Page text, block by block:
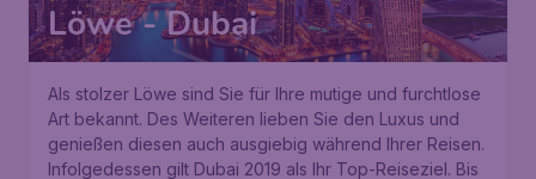
Löwe - Dubai
Als stolzer Löwe sind Sie für Ihre mutige und furchtlose
Art bekannt. Des Weiteren lieben Sie den Luxus und
genießen diesen auch ausgiebig während Ihrer Reisen.
Infolgedessen gilt Dubai 2019 als Ihr Top-Reiseziel. Bis